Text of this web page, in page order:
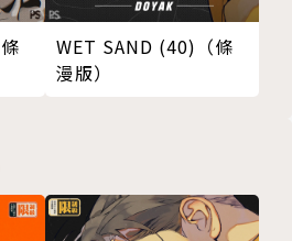
WET SAND (40)（條
漫版）